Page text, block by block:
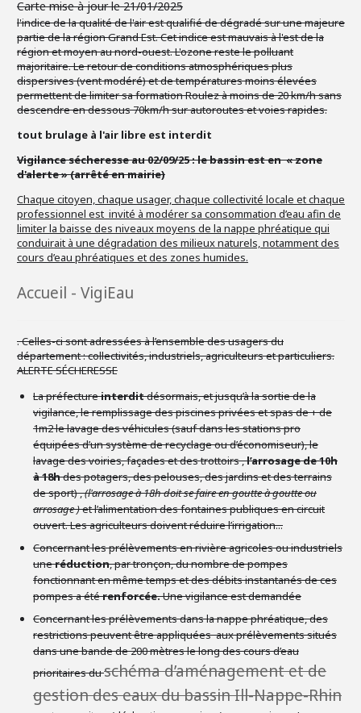
Carte mise à jour le 21/01/2025
l'indice de la qualité de l'air est qualifié de dégradé sur une majeure
partie de la région Grand Est. Cet indice est mauvais à l'est de la
région et moyen au nord-ouest. L'ozone reste le polluant
majoritaire. Le retour de conditions atmosphériques plus
dispersives (vent modéré) etde températures moins élevées
permettent de limiter sa formation Roulez à moins de 20 km/h sans
descendre en dessous 70km/h sur autoroutes et voies rapides.
tout brulage à l'air libre est interdit
Vigilance sécheresse au 02/09/25 : le bassin est en « zone
d'alerte » (arrêté en mairie)
Chaque citoyen, chaque usager, chaque collectivité locale et chaque
professionnel est invité à modérer sa consommation d’eau afin de
limiter la baisse des niveaux moyens de la nappe phréatique qui
conduirait à une dégradation des milieux naturels, notamment des
cours d’eau phréatiques et des zones humides.
Accueil - VigiEau
. Celles-ci sont adressées à l’ensemble des usagers du
département : collectivités, industriels, agriculteurs et particuliers.
ALERTE SÉCHERESSE
La préfectureinterditdésormais, et jusqu’à la sortie de la
vigilance, le remplissage des piscines privées et spas de + de
1m2 le lavage des véhicules (sauf dans les stations pro
équipées d’un système de recyclage ou d’économiseur), le
lavage des voiries, façades et des trottoirs ,l’arrosage de 10h
à 18hdes potagers, des pelouses, des jardins et des terrains
de sport) ,(l'arrosage à 18h doit se faire en goutte à goutte ou
arrosage )et l’alimentation des fontaines publiques en circuit
ouvert. Les agriculteurs doivent réduire l’irrigation...
Concernant les prélèvements en rivière agricoles ou industriels
uneréduction, par tronçon, du nombre de pompes
fonctionnant en même temps et des débits instantanés de ces
pompes a étérenforcée.Une vigilance est demandée
Concernant les prélèvements dans la nappe phréatique, des
restrictions peuvent être appliquées aux prélèvements situés
dans une bande de 200 mètres le long des cours d’eau
prioritaires duschéma d’aménagement et de
gestion des eaux du bassin Ill-Nappe-Rhin